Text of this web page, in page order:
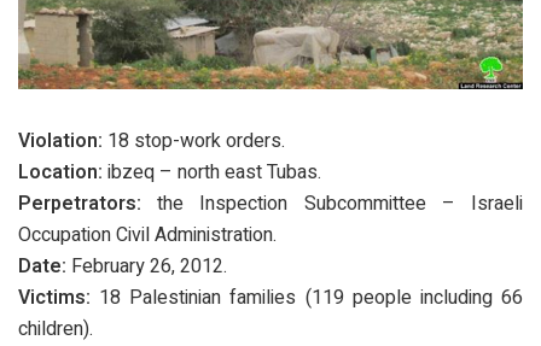
Violation: 18 stop-work orders.
Location: ibzeq – north east Tubas.
Perpetrators:the Inspection Subcommittee – Israeli
Occupation Civil Administration.
Date: February 26, 2012.
Victims: 18 Palestinian families (119 people including 66
children).